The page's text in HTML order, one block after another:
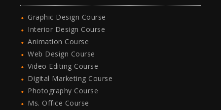
Graphic Design Course
Interior Design Course
Animation Course
Web Design Course
Video Editing Course
Digital Marketing Course
Photography Course
Ms. Office Course